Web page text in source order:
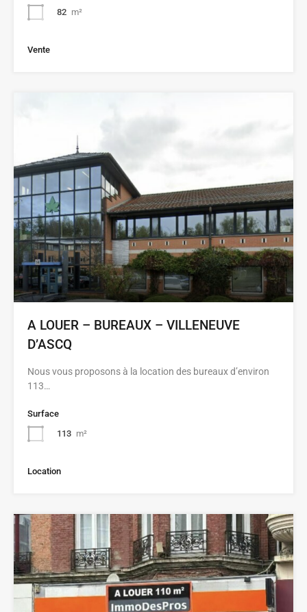
82 m²
Vente
A LOUER – BUREAUX – VILLENEUVE
D’ASCQ
Nous vous proposons à la location des bureaux d’environ
113…
Surface
113 m²
Location